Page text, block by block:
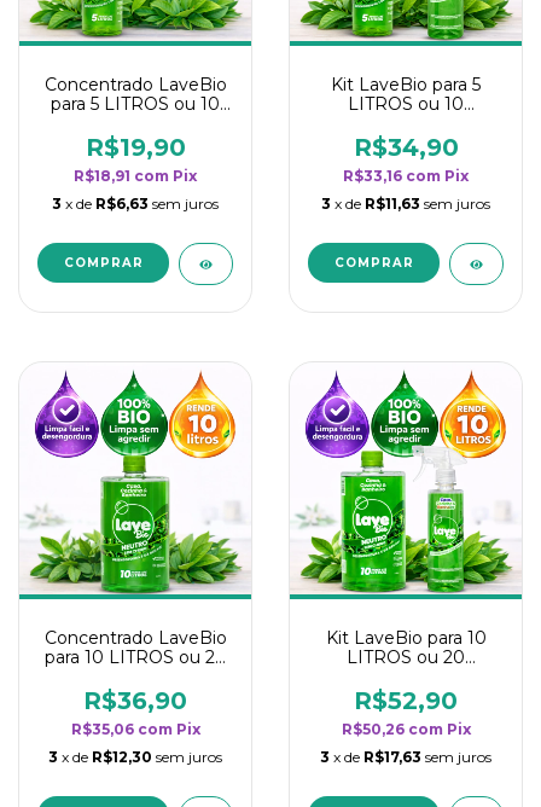
Concentrado LaveBio
para 5 LITROS ou 10
rendimento da
categoria - Neutro
R$19,90
R$18,91 com Pix
3 x de R$6,63 sem juros
Kit LaveBio para 5
LITROS ou 10
rendimento da
categoria - Neutro
R$34,90
R$33,16 com Pix
3 x de R$11,63 sem juros
Concentrado LaveBio
para 10 LITROS ou 20
rendimento da
categoria - Neutro
R$36,90
R$35,06 com Pix
3 x de R$12,30 sem juros
Kit LaveBio para 10
LITROS ou 20
rendimento da
categoria - Neutro
R$52,90
R$50,26 com Pix
3 x de R$17,63 sem juros